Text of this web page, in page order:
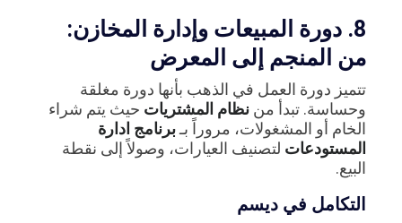
8. دورة المبيعات وإدارة المخازن:
من المنجم إلى المعرض
تتميز دورة العمل في الذهب بأنها دورة مغلقة
وحساسة. تبدأ من نظام المشتريات حيث يتم شراء
الخام أو المشغولات، مروراً بـ برنامج ادارة
المستودعات لتصنيف العيارات، وصولاً إلى نقطة
البيع.
التكامل في ديسم